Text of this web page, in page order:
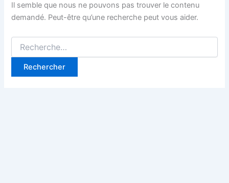
Il semble que nous ne pouvons pas trouver le contenu
demandé. Peut-être qu’une recherche peut vous aider.
Rechercher :